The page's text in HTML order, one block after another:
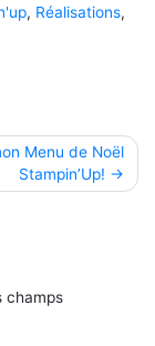
, Réalisations,
Menu de Noël
Stampin’Up!
champs